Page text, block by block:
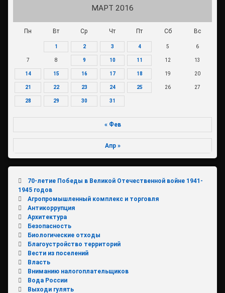
МАРТ 2016
Пн Вт Ср Чт Пт Сб Вс
1 2 3 4 5 6
7 8 9 10 11 12 13
14 15 16 17 18 19 20
21 22 23 24 25 26 27
28 29 30 31
« Фев
Апр »
70-летие Победы в Великой Отечественной войне 1941-
1945 годов
Агропромышленный комплекс и торговля
Антикоррупция
Архитектура
Безопасность
Биологические отходы
Благоустройство территорий
Вести из поселений
Власть
Вниманию налогоплательщиков
Вода России
Выходи гулять